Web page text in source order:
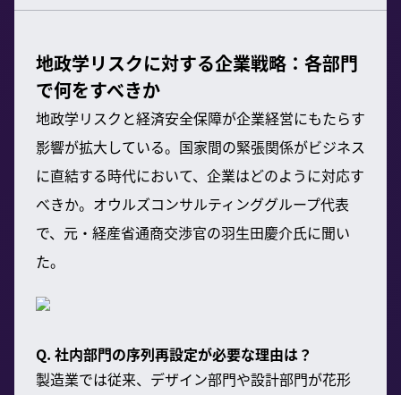
地政学リスクに対する企業戦略：各部門
で何をすべきか
地政学リスクと経済安全保障が企業経営にもたらす
影響が拡大している。国家間の緊張関係がビジネス
に直結する時代において、企業はどのように対応す
べきか。オウルズコンサルティンググループ代表
で、元・経産省通商交渉官の羽生田慶介氏に聞い
た。
Q. 社内部門の序列再設定が必要な理由は？
製造業では従来、デザイン部門や設計部門が花形